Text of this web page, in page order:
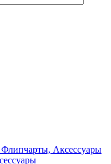
Аксессуары